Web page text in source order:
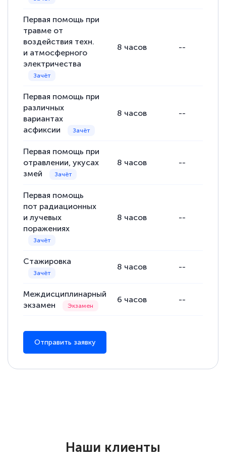
Первая помощь при
травме от
воздействия техн.
и атмосферного
электричества
8 часов --
Первая помощь при
различных
вариантах
асфиксии
8 часов --
Первая помощь при
отравлении, укусах
змей
8 часов --
Первая помощь
пот радиационных
и лучевых
поражениях
8 часов --
Стажировка
8 часов --
Междисциплинарный
экзамен
6 часов --
Отправить заявку
Наши клиенты